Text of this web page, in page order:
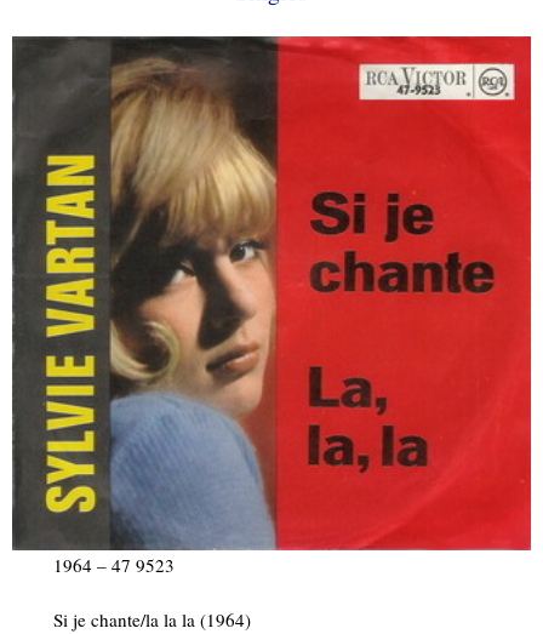
1964 – 47 9523
Si je chante/la la la (1964)